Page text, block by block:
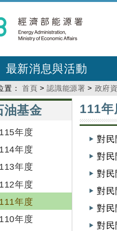
最新消息與活動
置： 首頁 >認識能源署 > 政府
油基金
115年度
114年度
113年度
112年度
111年度
110年度
111年
對
對
對
對
對
對